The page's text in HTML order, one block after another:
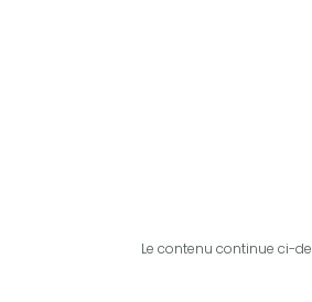
Le contenu continue ci-